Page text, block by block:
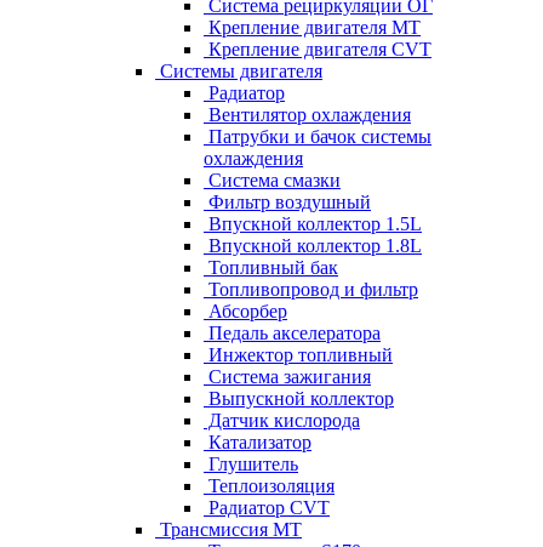
Система рециркуляции ОГ
Крепление двигателя MT
Крепление двигателя CVT
Системы двигателя
Радиатор
Вентилятор охлаждения
Патрубки и бачок системы
охлаждения
Система смазки
Фильтр воздушный
Впускной коллектор 1.5L
Впускной коллектор 1.8L
Топливный бак
Топливопровод и фильтр
Абсорбер
Педаль акселератора
Инжектор топливный
Система зажигания
Выпускной коллектор
Датчик кислорода
Катализатор
Глушитель
Теплоизоляция
Радиатор CVT
Трансмиссия MT